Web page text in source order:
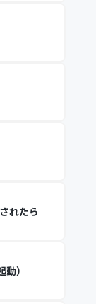
れたら
）